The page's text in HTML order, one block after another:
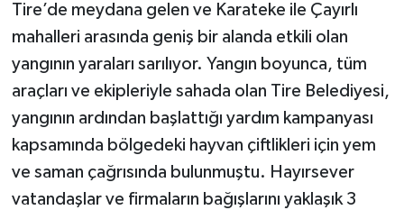
Tire’de meydana gelen ve Karateke ile Çayırlı
mahalleri arasında geniş bir alanda etkili olan
yangının yaraları sarılıyor. Yangın boyunca, tüm
araçları ve ekipleriyle sahada olan Tire Belediyesi,
yangının ardından başlattığı yardım kampanyası
kapsamında bölgedeki hayvan çiftlikleri için yem
ve saman çağrısında bulunmuştu. Hayırsever
vatandaşlar ve firmaların bağışlarını yaklaşık 3